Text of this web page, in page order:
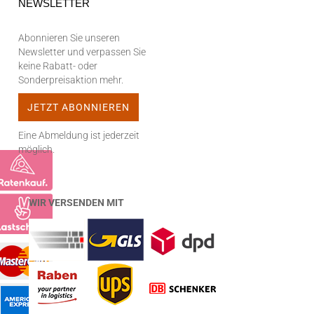
NEWSLETTER
Abonnieren Sie unseren
Newsletter und verpassen Sie
keine Rabatt- oder
Sonderpreisaktion mehr.
Eine Abmeldung ist jederzeit
möglich.
WIR VERSENDEN MIT